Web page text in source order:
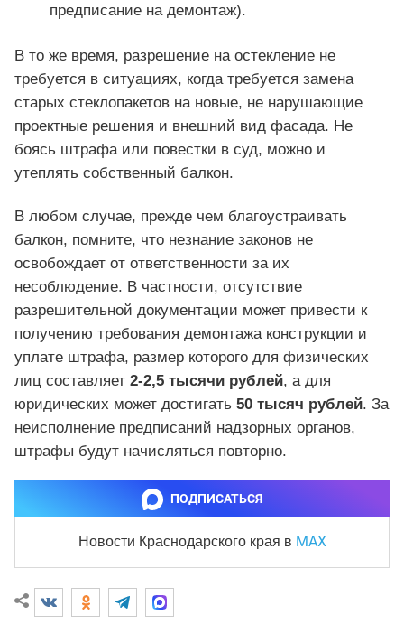
предписание на демонтаж).
В то же время, разрешение на остекление не
требуется в ситуациях, когда требуется замена
старых стеклопакетов на новые, не нарушающие
проектные решения и внешний вид фасада. Не
боясь штрафа или повестки в суд, можно и
утеплять собственный балкон.
В любом случае, прежде чем благоустраивать
балкон, помните, что незнание законов не
освобождает от ответственности за их
несоблюдение. В частности, отсутствие
разрешительной документации может привести к
получению требования демонтажа конструкции и
уплате штрафа, размер которого для физических
лиц составляет 2-2,5 тысячи рублей, а для
юридических может достигать 50 тысяч рублей. За
неисполнение предписаний надзорных органов,
штрафы будут начисляться повторно.
ПОДПИСАТЬСЯ
Новости Краснодарского края в MAX